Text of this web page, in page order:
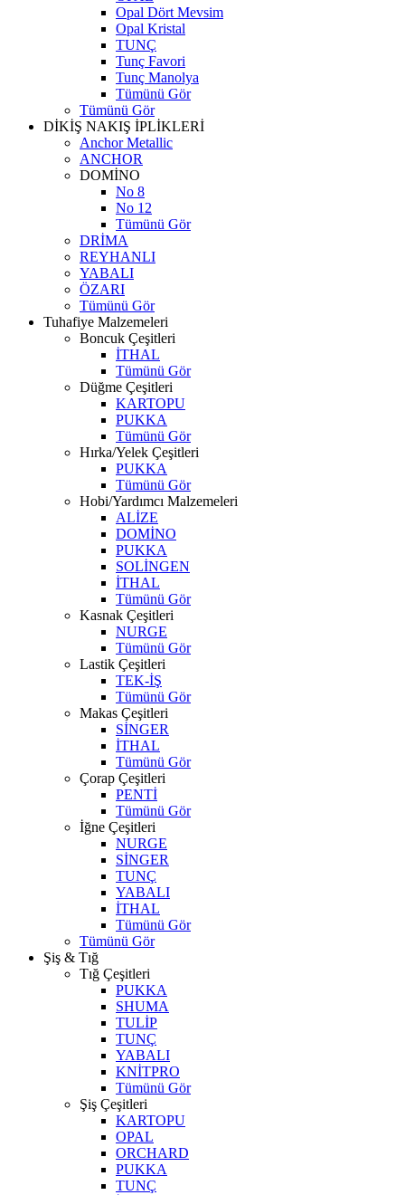
Opal Dört Mevsim
Opal Kristal
TUNÇ
Tunç Favori
Tunç Manolya
Tümünü Gör
Tümünü Gör
DİKİŞ NAKIŞ İPLİKLERİ
Anchor Metallic
ANCHOR
DOMİNO
No 8
No 12
Tümünü Gör
DRİMA
REYHANLI
YABALI
ÖZARI
Tümünü Gör
Tuhafiye Malzemeleri
Boncuk Çeşitleri
İTHAL
Tümünü Gör
Düğme Çeşitleri
KARTOPU
PUKKA
Tümünü Gör
Hırka/Yelek Çeşitleri
PUKKA
Tümünü Gör
Hobi/Yardımcı Malzemeleri
ALİZE
DOMİNO
PUKKA
SOLİNGEN
İTHAL
Tümünü Gör
Kasnak Çeşitleri
NURGE
Tümünü Gör
Lastik Çeşitleri
TEK-İŞ
Tümünü Gör
Makas Çeşitleri
SİNGER
İTHAL
Tümünü Gör
Çorap Çeşitleri
PENTİ
Tümünü Gör
İğne Çeşitleri
NURGE
SİNGER
TUNÇ
YABALI
İTHAL
Tümünü Gör
Tümünü Gör
Şiş & Tığ
Tığ Çeşitleri
PUKKA
SHUMA
TULİP
TUNÇ
YABALI
KNİTPRO
Tümünü Gör
Şiş Çeşitleri
KARTOPU
OPAL
ORCHARD
PUKKA
TUNÇ